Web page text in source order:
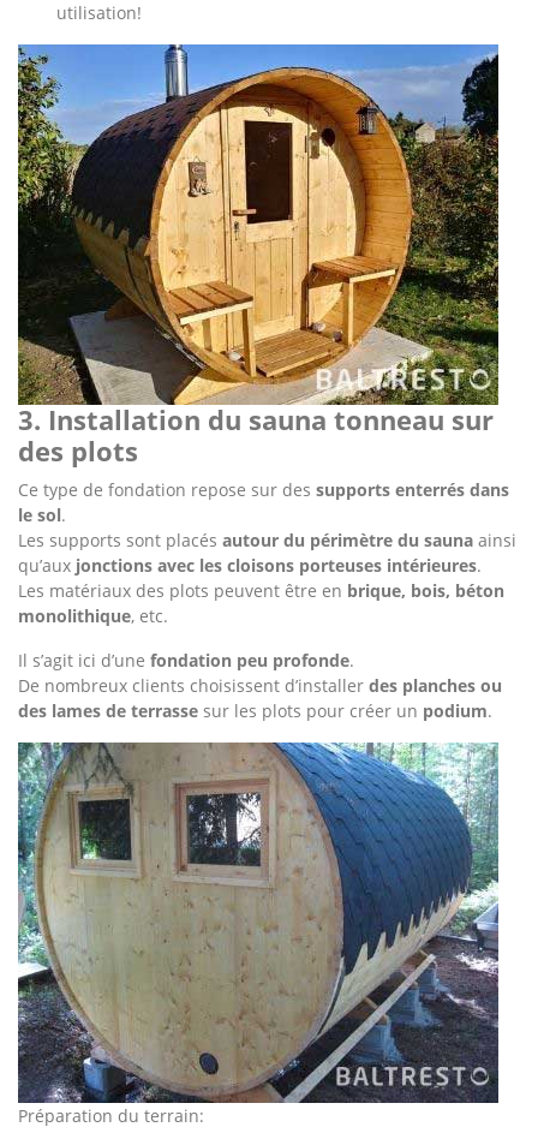
utilisation!
3. Installation du sauna tonneau sur
des plots
Ce type de fondation repose sur des supports enterrés dans
le sol.
Les supports sont placés autour du périmètre du sauna ainsi
qu’aux jonctions avec les cloisons porteuses intérieures.
Les matériaux des plots peuvent être en brique, bois, béton
monolithique, etc.
Il s’agit ici d’une fondation peu profonde.
De nombreux clients choisissent d’installer des planches ou
des lames de terrasse sur les plots pour créer un podium.
Préparation du terrain: